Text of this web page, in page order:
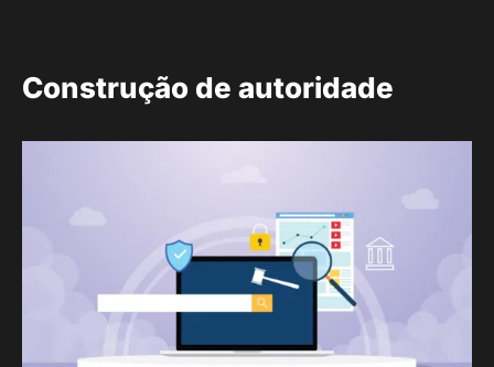
Construção de autoridade